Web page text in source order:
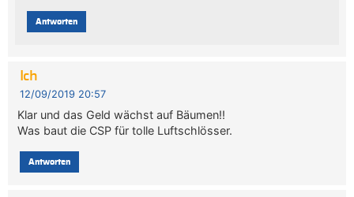
Antworten
Ich
12/09/2019 20:57
Klar und das Geld wächst auf Bäumen!!
Was baut die CSP für tolle Luftschlösser.
Antworten